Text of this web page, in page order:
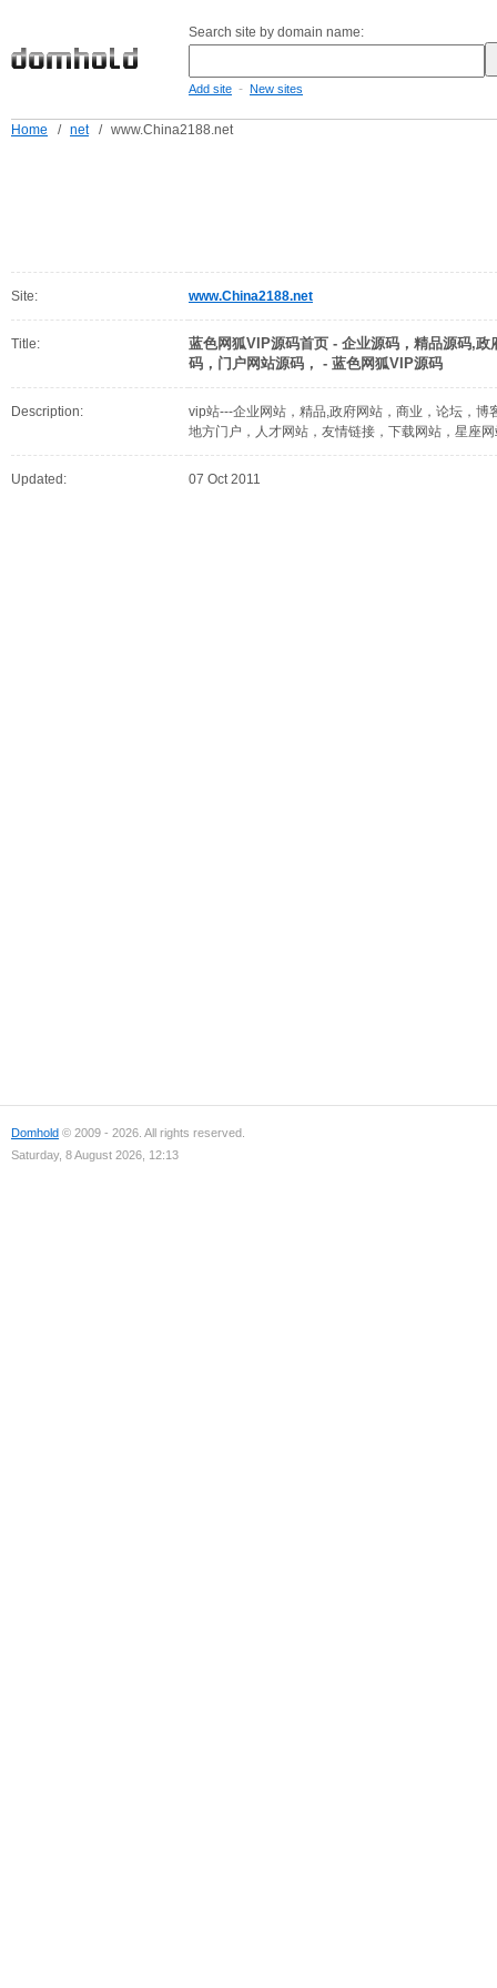
Search site by domain name:
Add site - New sites
Home / net / www.China2188.net
Site: www.China2188.net
Title:
蓝色网狐VIP源码首页 - 企业源码，精品源码,
码，门户网站源码， - 蓝色网狐VIP源码
Description:
vip站---企业网站，精品,政府网站，商业，论坛，
地方门户，人才网站，友情链接，下载网站，星座
Updated: 07 Oct 2011
Domhold © 2009 - 2026. All rights reserved.
Saturday, 8 August 2026, 12:13